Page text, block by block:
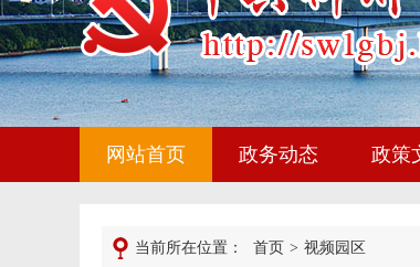
网站首页 政务动态 政策
当前所在位置： 首页 > 视频园区